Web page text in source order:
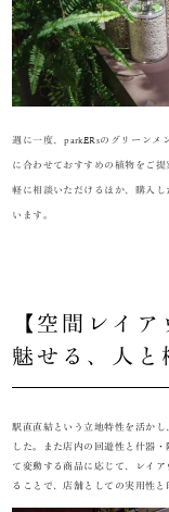
週に一度、parkERsのグリーン
に合わせておすすめの植物をご
軽に相談いただけるほか、購入
います。
【空間レイ
魅せる、人と
駅直直結という立地特性を活か
した。また店内の回遊性と什器
て変動する商品に応じて、レイ
ることで、店舗としての実用性と